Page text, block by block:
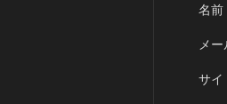
名前
メ
サイ